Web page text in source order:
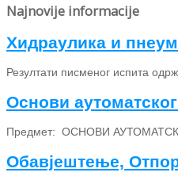
Najnovije informacije
Хидраулика и
Резултати писменог испита
Основи
Предмет: ОСНОВИ
Обавјештење,